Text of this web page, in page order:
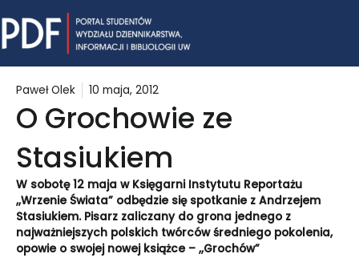
to
content
Paweł Olek 10 maja, 2012
O Grochowie ze
Stasiukiem
W sobotę 12 maja w Księgarni Instytutu Reportażu
,,Wrzenie Świata” odbędzie się spotkanie z Andrzejem
Stasiukiem. Pisarz zaliczany do grona jednego z
najważniejszych polskich twórców średniego pokolenia,
opowie o swojej nowej książce – ,,Grochów”